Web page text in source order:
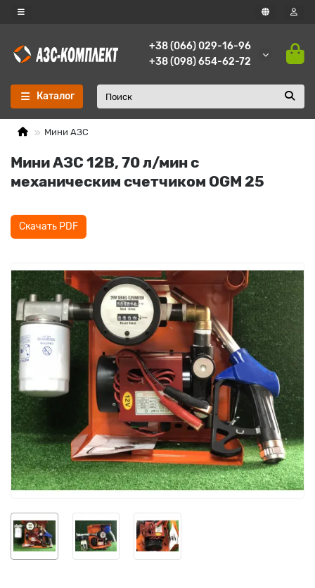
+38 (066) 029-16-96
+38 (098) 654-62-72
Каталог
Мини АЗС
Мини АЗС 12В, 70 л/мин с
механическим счетчиком OGM 25
Скачать PDF